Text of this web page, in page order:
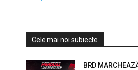
Cele mai noi subiecte
BRD